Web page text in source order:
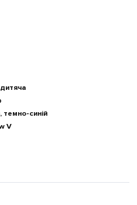
темно-синій
V